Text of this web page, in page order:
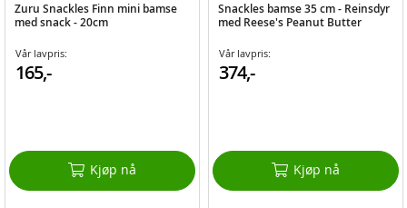
Zuru Snackles Finn mini bamse
med snack - 20cm
Vår lavpris:
165,-
Kjøp nå
Snackles bamse 35 cm - Reinsdyr
med Reese's Peanut Butter
Vår lavpris:
374,-
Kjøp nå